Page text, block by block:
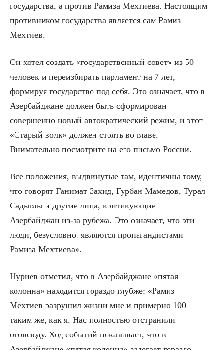
государства, а против Рамиза Мехтиева. Настоящим
противником государства является сам Рамиз
Мехтиев.
Он хотел создать «государственный совет» из 50
человек и переизбирать парламент на 7 лет,
формируя государство под себя. Это означает, что в
Азербайджане должен быть сформирован
совершенно новый автократический режим, и этот
«Старый волк» должен стоять во главе.
Внимательно посмотрите на его письмо России.
Все положения, выдвинутые там, идентичны тому,
что говорят Ганимат Захид, Гурбан Мамедов, Турал
Садыглы и другие лица, критикующие
Азербайджан из-за рубежа. Это означает, что эти
люди, безусловно, являются пропагандистами
Рамиза Мехтиева».
Нуриев отметил, что в Азербайджане «пятая
колонна» находится гораздо глубже: «Рамиз
Мехтиев разрушил жизни мне и примерно 100
таким же, как я. Нас полностью отстранили
отовсюду. Ход событий показывает, что в